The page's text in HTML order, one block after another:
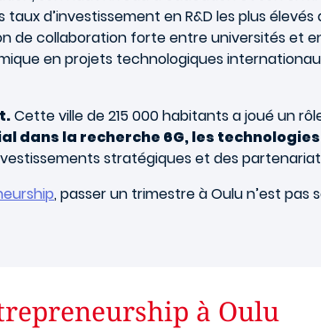
taux d’investissement en R&D les plus
de collaboration forte entre universités et
en projets technologiques
Cette ville de 215 000 habitants a joué un
dans la recherche 6G, les
stratégiques et des
, passer un trimestre à Oulu n’est pas
à Oulu